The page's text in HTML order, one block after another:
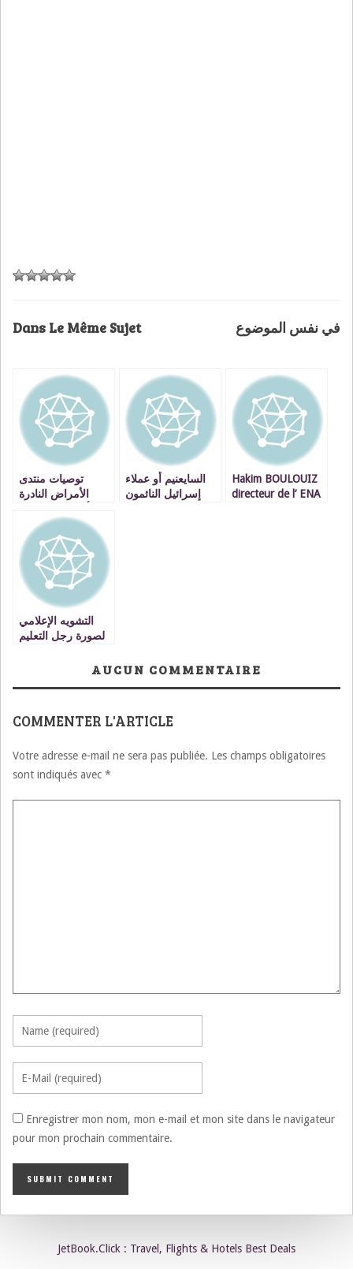
Dans Le Même Sujet في نفس الموضوع
توصيات منتدى
الأمراض النادرة
الرعاية : ثلاث
أولويات
السايعنيم أو عملاء
إسرائيل النائمون
Hakim BOULOUIZ
directeur de l’ ENA
التشويه الإعلامي
لصورة رجل التعليم
AUCUN COMMENTAIRE
COMMENTER L'ARTICLE
Votre adresse e-mail ne sera pas publiée. Les champs obligatoires
sont indiqués avec *
Enregistrer mon nom, mon e-mail et mon site dans le navigateur
pour mon prochain commentaire.
JetBook.Click : Travel, Flights & Hotels Best Deals